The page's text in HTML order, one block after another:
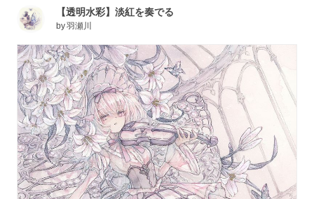
【透明水彩】淡紅を奏でる
by羽瀬川